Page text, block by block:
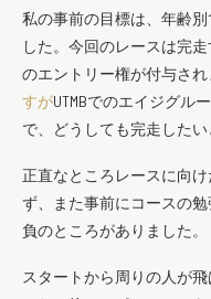
私の事前の目標は、年齢別
した。今回のレースは完
のエントリー権が付与され
すがUTMBでのエイジグル
で、どうしても完走したい
正直なところレースに向
ず、また事前にコースの勉
負のところがありました。
スタートから周りの人が飛